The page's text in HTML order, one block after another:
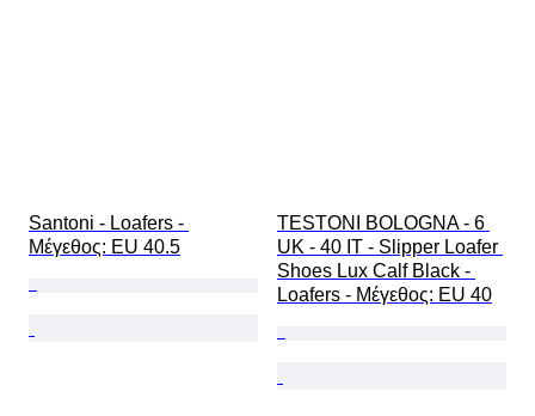
Santoni - Loafers -
Mέγεθος: EU 40.5
TESTONI BOLOGNA - 6
UK - 40 IT - Slipper Loafer
Shoes Lux Calf Black -
Loafers - Mέγεθος: EU 40